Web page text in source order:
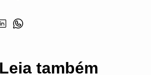
Leia também